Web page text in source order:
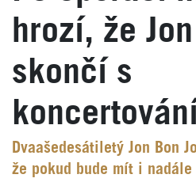
hrozí, že
skončí s
Dvaašedesátiletý Jon Bon
že pokud bude mít i nadále